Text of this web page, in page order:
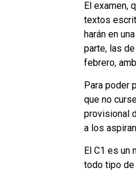
El examen,
textos
harán en
parte, las
febrero,
Para poder
que no
provisional
a los
El C1 es un
todo tipo